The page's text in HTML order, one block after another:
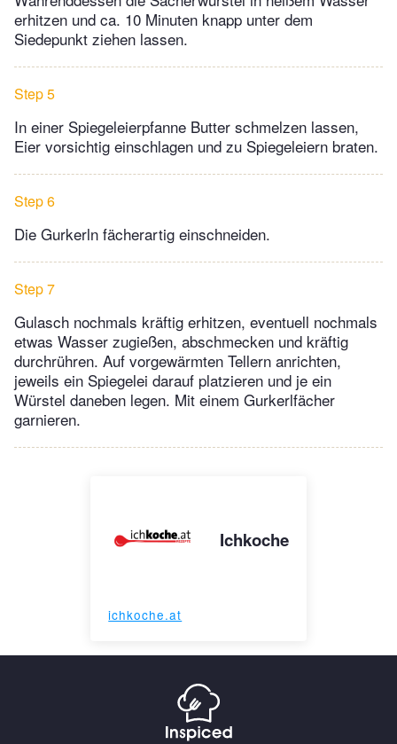
erhitzen und ca. 10 Minuten knapp unter dem
Siedepunkt ziehen lassen.
Step 5
In einer Spiegeleierpfanne Butter schmelzen lassen,
Eier vorsichtig einschlagen und zu Spiegeleiern braten.
Step 6
Die Gurkerln fächerartig einschneiden.
Step 7
Gulasch nochmals kräftig erhitzen, eventuell nochmals
etwas Wasser zugießen, abschmecken und kräftig
durchrühren. Auf vorgewärmten Tellern anrichten,
jeweils ein Spiegelei darauf platzieren und je ein
Würstel daneben legen. Mit einem Gurkerlfächer
garnieren.
Ichkoche
ichkoche.at